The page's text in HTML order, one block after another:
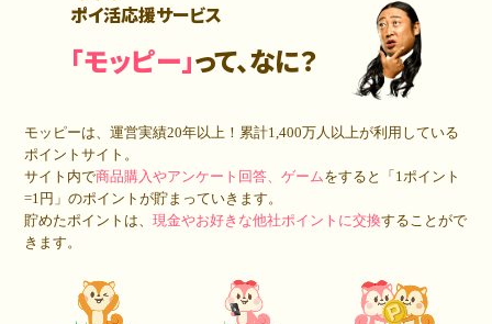
ポイ活応援サービス
「モッピー」って、なに？
モッピーは、運営実績20年以上！累計1,400万人 以上が利用している
ポイントサイト。
サイト内で商品購入やアンケート回答、ゲームをすると「1ポイント
=1円」のポイントが貯まっていきます。
貯めたポイントは、現金やお好きな他社ポイントに交換することがで
きます。